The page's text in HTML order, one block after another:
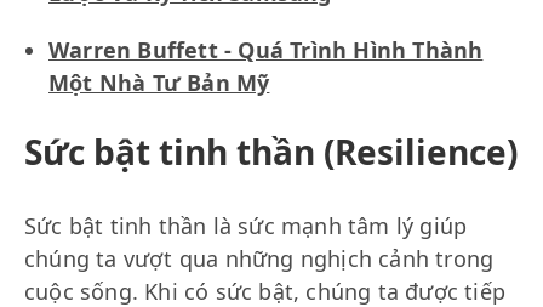
Warren Buffett - Quá Trình Hình Thành
Một Nhà Tư Bản Mỹ
Sức bật tinh thần (Resilience)
Sức bật tinh thần là sức mạnh tâm lý giúp
chúng ta vượt qua những nghịch cảnh trong
cuộc sống. Khi có sức bật, chúng ta được tiếp